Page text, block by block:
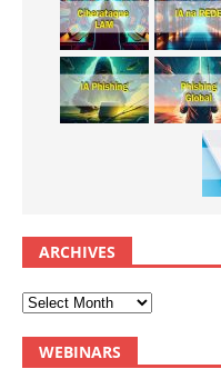
ARCHIVES
WEBINARS